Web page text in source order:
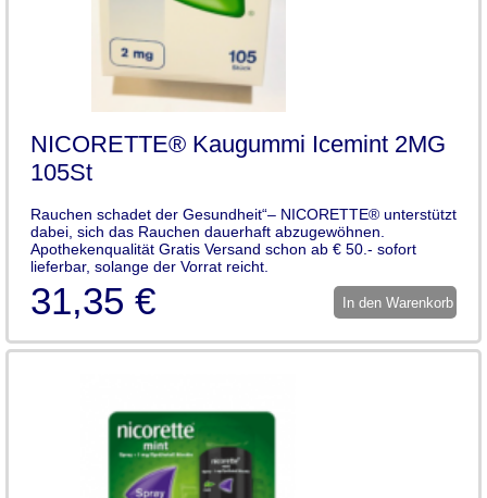
NICORETTE® Kaugummi Icemint 2MG
105St
Rauchen schadet der Gesundheit“– NICORETTE® unterstützt
dabei, sich das Rauchen dauerhaft abzugewöhnen.
Apothekenqualität Gratis Versand schon ab € 50.- sofort
lieferbar, solange der Vorrat reicht.
31,35 € In den Warenkorb